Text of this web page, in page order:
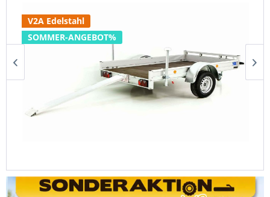
V2A Edelstahl
SOMMER-ANGEBOT%
Koch Motorradanhänger 150x250cm 750kg|Typ...